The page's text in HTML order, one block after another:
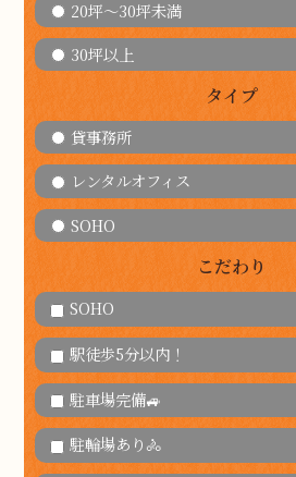
20坪～30坪未満
30坪以上
タイプ
貸事務所
レンタルオフィス
SOHO
こだわり
SOHO
駅徒歩5分以内！
駐車場完備🚙
駐輪場あり🚴